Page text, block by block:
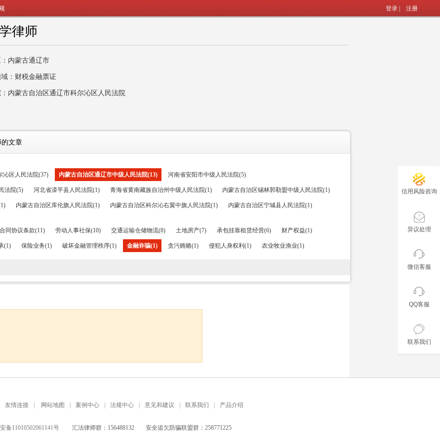
登录| 注册
律师
内蒙古通辽市
：财税金融票证
内蒙古自治区通辽市科尔沁区人民法院
的文章
沁区人民法院(37) 内蒙古自治区通辽市中级人民法院(13) 河南省安阳市中级人民法院(5)
法院(5) 河北省滦平县人民法院(1) 青海省黄南藏族自治州中级人民法院(1) 内蒙古自治区锡林郭勒盟中级人民法院(1)
内蒙古自治区库伦旗人民法院(1) 内蒙古自治区科尔沁右翼中旗人民法院(1) 内蒙古自治区宁城县人民法院(1)
合同协议条款(11) 劳动人事社保(10) 交通运输仓储物流(8) 土地房产(7) 承包挂靠租赁经营(6) 财产权益(1)
(1) 保险业务(1) 破坏金融管理秩序(1) 金融诈骗(1) 贪污贿赂(1) 侵犯人身权利(1) 农业牧业渔业(1)
信用风险咨询
异议处理
微信客服
QQ客服
联系我们
友情连接 网站地图 案例中心 法规中心 意见和建议 联系我们 产品介绍
备11010502061141号 汇法律师群：156488132 安全追欠防骗联盟群：258771225